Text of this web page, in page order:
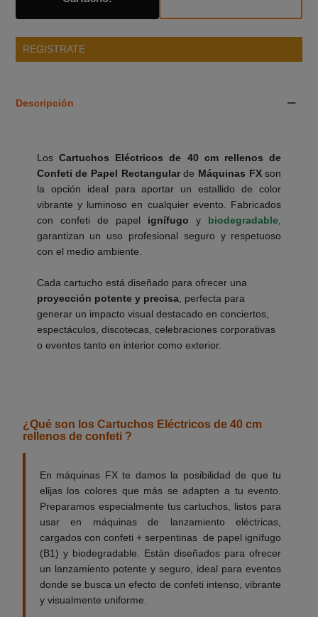
REGISTRATE
Descripción
Los Cartuchos Eléctricos de 40 cm rellenos de
Confeti de Papel Rectangularde Máquinas FXson
la opción ideal para aportar un estallido de color
vibrante y luminoso en cualquier evento. Fabricados
con confeti de papel ignífugo y biodegradable
garantizan un uso profesional seguro y respetuoso
con el medio ambiente.
Cada cartucho está diseñado para ofrecer una
proyección potente y precisa, perfecta para
generar un impacto visual destacado en conciertos,
espectáculos, discotecas, celebraciones corporativas
o eventos tanto en interior como exterior.
¿Qué son los Cartuchos Eléctricos de 40 cm
rellenos de confeti ?
En máquinas FX te damos la posibilidad de que tu
elijas los colores que más se adapten a tu evento.
Preparamos especialmente tus cartuchos, listos para
usar en máquinas de lanzamiento eléctricas,
cargados con confeti + serpentinas de papel ignífugo
(B1) y biodegradable. Están diseñados para ofrecer
un lanzamiento potente y seguro, ideal para eventos
donde se busca un efecto de confeti intenso, vibrante
y visualmente uniforme.